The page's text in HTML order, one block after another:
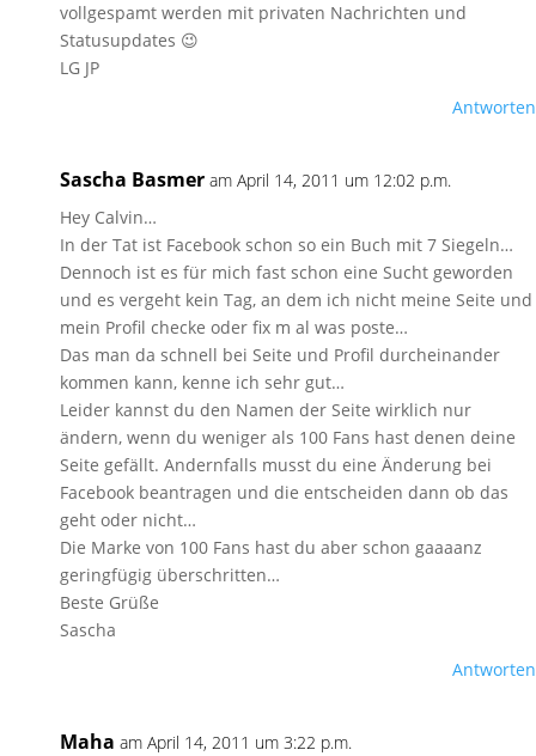
vollgespamt werden mit privaten Nachrichten und
Statusupdates 😉
LG JP
Antworten
Sascha Basmer am April 14, 2011 um 12:02 p.m.
Hey Calvin…
In der Tat ist Facebook schon so ein Buch mit 7 Siegeln…
Dennoch ist es für mich fast schon eine Sucht geworden
und es vergeht kein Tag, an dem ich nicht meine Seite und
mein Profil checke oder fix m al was poste…
Das man da schnell bei Seite und Profil durcheinander
kommen kann, kenne ich sehr gut…
Leider kannst du den Namen der Seite wirklich nur
ändern, wenn du weniger als 100 Fans hast denen deine
Seite gefällt. Andernfalls musst du eine Änderung bei
Facebook beantragen und die entscheiden dann ob das
geht oder nicht…
Die Marke von 100 Fans hast du aber schon gaaaanz
geringfügig überschritten…
Beste Grüße
Sascha
Antworten
Maha am April 14, 2011 um 3:22 p.m.